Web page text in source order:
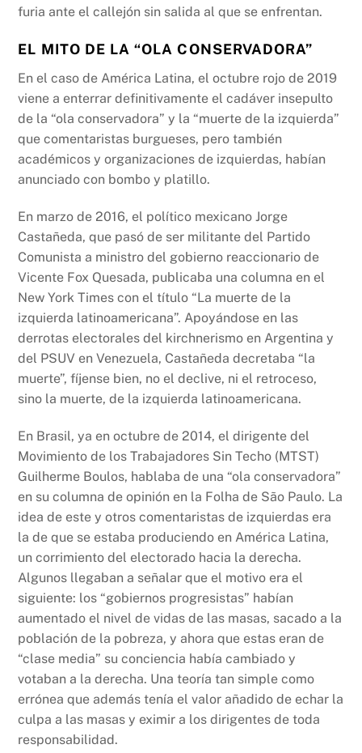
furia ante el callejón sin salida al que se enfrentan.
EL MITO DE LA “OLA CONSERVADORA”
En el caso de América Latina, el octubre rojo de 2019
viene a enterrar definitivamente el cadáver insepulto
de la “ola conservadora” y la “muerte de la izquierda”
que comentaristas burgueses, pero también
académicos y organizaciones de izquierdas, habían
anunciado con bombo y platillo.
En marzo de 2016, el político mexicano Jorge
Castañeda, que pasó de ser militante del Partido
Comunista a ministro del gobierno reaccionario de
Vicente Fox Quesada, publicaba una columna en el
New York Times con el título “La muerte de la
izquierda latinoamericana”. Apoyándose en las
derrotas electorales del kirchnerismo en Argentina y
del PSUV en Venezuela, Castañeda decretaba “la
muerte”, fíjense bien, no el declive, ni el retroceso,
sino la muerte, de la izquierda latinoamericana.
En Brasil, ya en octubre de 2014, el dirigente del
Movimiento de los Trabajadores Sin Techo (MTST)
Guilherme Boulos, hablaba de una “ola conservadora”
en su columna de opinión en la Folha de São Paulo. La
idea de este y otros comentaristas de izquierdas era
la de que se estaba produciendo en América Latina,
un corrimiento del electorado hacia la derecha.
Algunos llegaban a señalar que el motivo era el
siguiente: los “gobiernos progresistas” habían
aumentado el nivel de vidas de las masas, sacado a la
población de la pobreza, y ahora que estas eran de
“clase media” su conciencia había cambiado y
votaban a la derecha. Una teoría tan simple como
errónea que además tenía el valor añadido de echar la
culpa a las masas y eximir a los dirigentes de toda
responsabilidad.